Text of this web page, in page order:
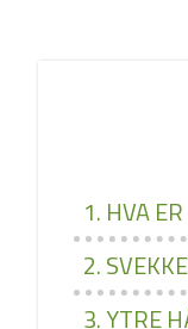
1. HVA
2.
3. YTRE